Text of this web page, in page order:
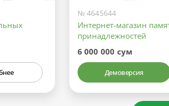
№ 4645644
Интернет-магазин
принадлежностей
6 000 000 сум
Демоверсия